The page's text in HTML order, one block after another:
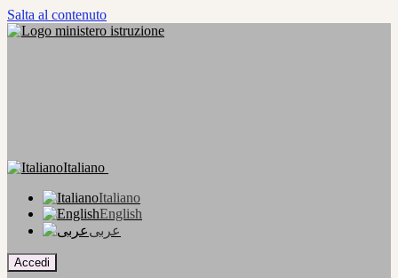
Salta al contenuto
Italiano
Italiano
English
عربى
Accedi